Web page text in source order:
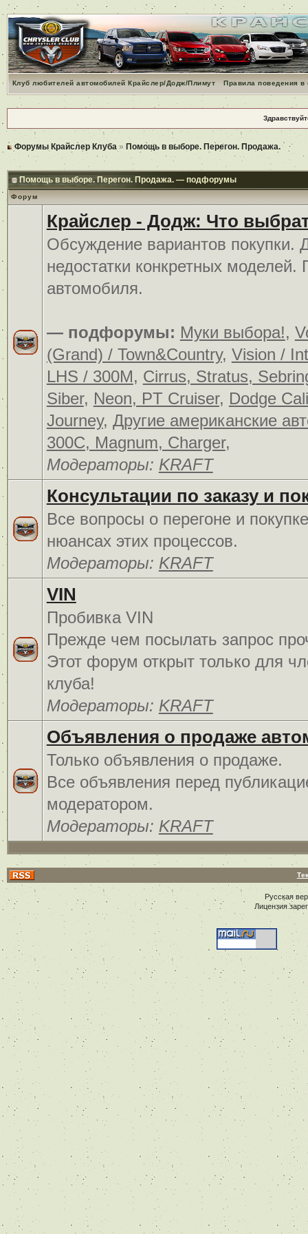
Клуб любителей автомобилей Крайслер/Додж/Плимут Правила поведения
Форумы Крайслер Клуба » Помощь в выборе. Перегон. Продажа.
Помощь в выборе. Перегон. Продажа. — подфорумы
Форум
Крайслер - Додж: Что
Обсуждение вариантов покупки.
недостатки конкретных
автомобиля.
— подфорумы: Муки выбора!,
(Grand) / Town&Country, Vision /
LHS / 300M, Cirrus, Stratus,
Siber, Neon, PT Cruiser, Dodge
Journey, Другие американские
300C, Magnum, Charger,
Модераторы: KRAFT
Консультации по заказу и
Все вопросы о перегоне и
нюансах этих процессов.
Модераторы: KRAFT
VIN
Пробивка VIN
Прежде чем посылать запрос
Этот форум открыт только для
клуба!
Модераторы: KRAFT
Объявления о продаже
Только объявления о продаже.
Все объявления перед
модератором.
Модераторы: KRAFT
Русская
Лицензия